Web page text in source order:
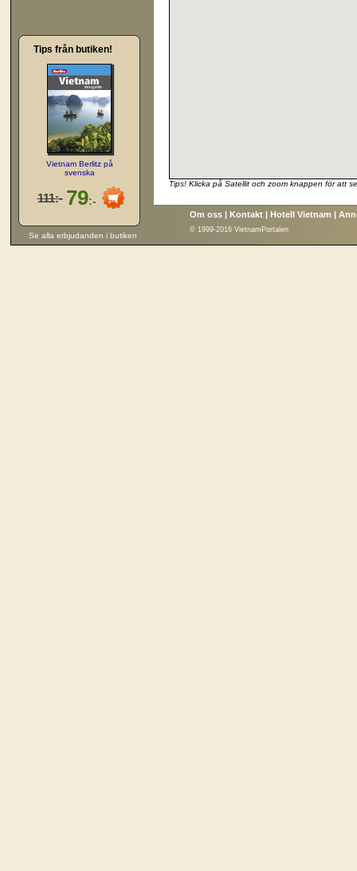
Tips! Klicka på Satellit och zoom knappen för att
Om oss | Kontakt | Hotell Vietnam |
© 1999-2016 VietnamPortalen
Tips från butiken!
Vietnam Berlitz på
svenska
111:- 79:-
Se alla erbjudanden i butiken